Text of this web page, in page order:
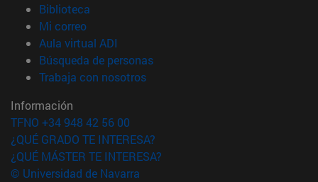
Biblioteca
Mi correo(abre en nueva ventana)
Aula virtual ADI
Búsqueda de personas(abre en nueva ventana)
Trabaja con nosotros(abre en nueva ventana)
Información
TFNO +34 948 42 56 00
¿QUÉ GRADO TE INTERESA?
¿QUÉ MÁSTER TE INTERESA?
© Universidad de Navarra